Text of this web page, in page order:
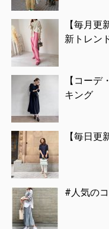
【毎月
新トレン
【コー
キング
【毎日
#人気の